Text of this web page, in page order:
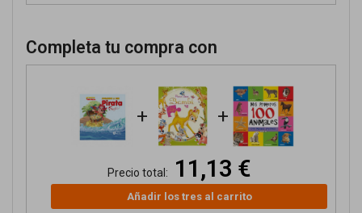
Completa tu compra con
+ +
Precio total: 11,13 €
Añadir los tres al carrito